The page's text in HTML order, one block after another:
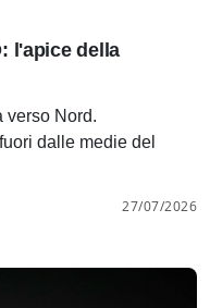
l'apice della
verso Nord.
dalle medie del
27/07/2026